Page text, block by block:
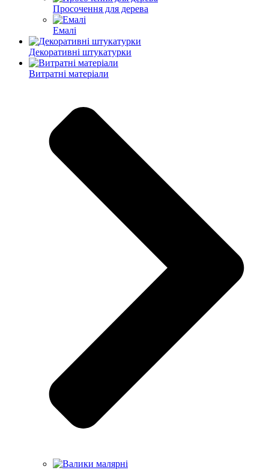
Просочення для дерева
Емалі
Декоративні штукатурки
Витратні матеріали